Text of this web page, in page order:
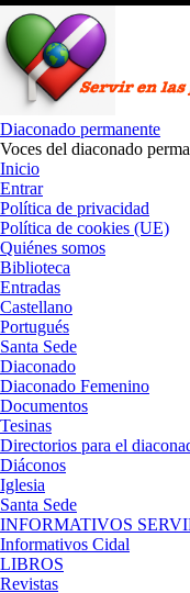
Saltar
al
contenido
Diaconado permanente
Voces del diaconado
Inicio
Entrar
Política de privacidad
Política de cookies (UE)
Quiénes somos
Biblioteca
Entradas
Castellano
Portugués
Santa Sede
Diaconado
Diaconado Femenino
Documentos
Tesinas
Directorios para el
Diáconos
Iglesia
Santa Sede
INFORMATIVOS
Informativos Cidal
LIBROS
Revistas